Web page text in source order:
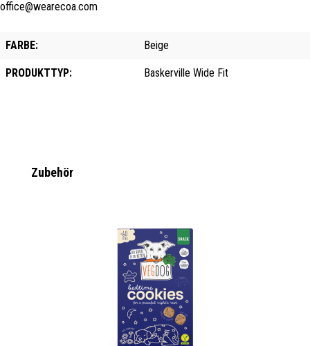
office@wearecoa.com
FARBE: Beige
PRODUKTTYP: Baskerville Wide Fit
Produktgalerie überspringen
Zubehör